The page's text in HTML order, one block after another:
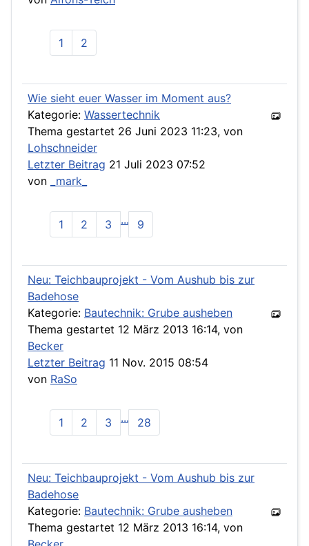
1 2
Wie sieht euer Wasser im Moment aus?
Kategorie: Wassertechnik
Thema gestartet 26 Juni 2023 11:23, von
Lohschneider
Letzter Beitrag 21 Juli 2023 07:52
von
_mark_
1 2 3 ... 9
Neu: Teichbauprojekt - Vom Aushub bis zur
Badehose
Kategorie: Bautechnik: Grube ausheben
Thema gestartet 12 März 2013 16:14, von
Becker
Letzter Beitrag 11 Nov. 2015 08:54
von RaSo
1 2 3 ... 28
Neu: Teichbauprojekt - Vom Aushub bis zur
Badehose
Kategorie: Bautechnik: Grube ausheben
Thema gestartet 12 März 2013 16:14, von